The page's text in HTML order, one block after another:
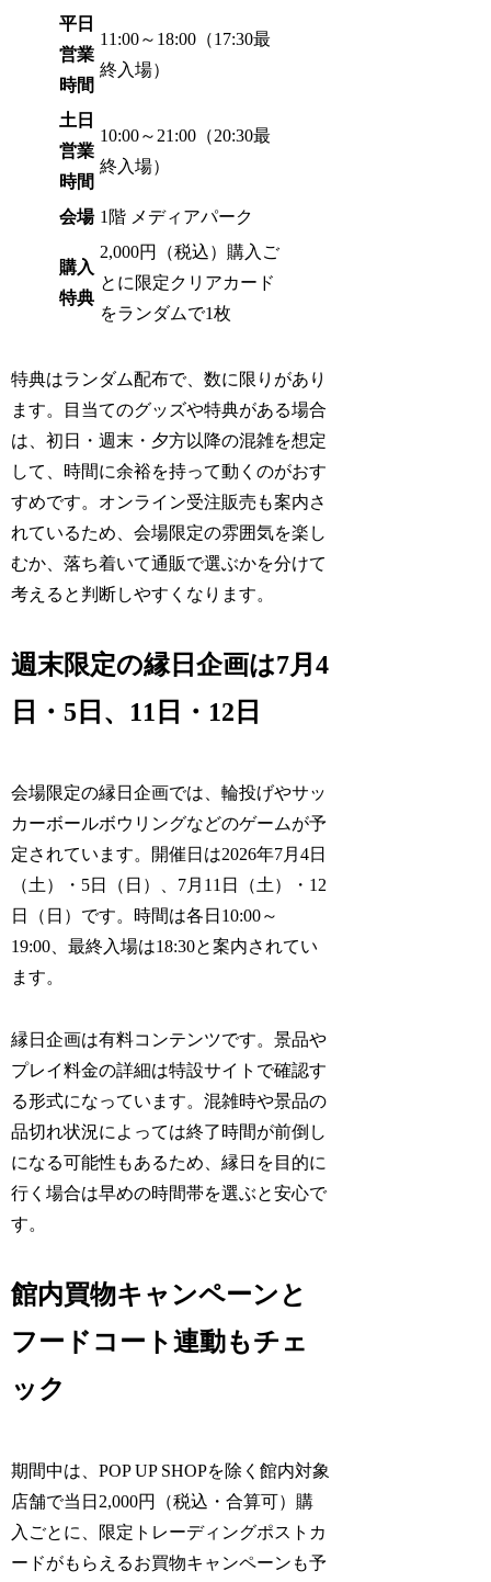
平日
営業
時間
11:00～18:00（17:30最
終入場）
土日
営業
時間
10:00～21:00（20:30最
終入場）
会場 1階 メディアパーク
購入
特典
2,000円（税込）購入ご
とに限定クリアカード
をランダムで1枚
特典はランダム配布で、数に限りがあり
ます。目当てのグッズや特典がある場合
は、初日・週末・夕方以降の混雑を想定
して、時間に余裕を持って動くのがおす
すめです。オンライン受注販売も案内さ
れているため、会場限定の雰囲気を楽し
むか、落ち着いて通販で選ぶかを分けて
考えると判断しやすくなります。
週末限定の縁日企画は7月4
日・5日、11日・12日
会場限定の縁日企画では、輪投げやサッ
カーボールボウリングなどのゲームが予
定されています。開催日は2026年7月4日
（土）・5日（日）、7月11日（土）・12
日（日）です。時間は各日10:00～
19:00、最終入場は18:30と案内されてい
ます。
縁日企画は有料コンテンツです。景品や
プレイ料金の詳細は特設サイトで確認す
る形式になっています。混雑時や景品の
品切れ状況によっては終了時間が前倒し
になる可能性もあるため、縁日を目的に
行く場合は早めの時間帯を選ぶと安心で
す。
館内買物キャンペーンと
フードコート連動もチェ
ック
期間中は、POP UP SHOPを除く館内対象
店舗で当日2,000円（税込・合算可）購
入ごとに、限定トレーディングポストカ
ードがもらえるお買物キャンペーンも予